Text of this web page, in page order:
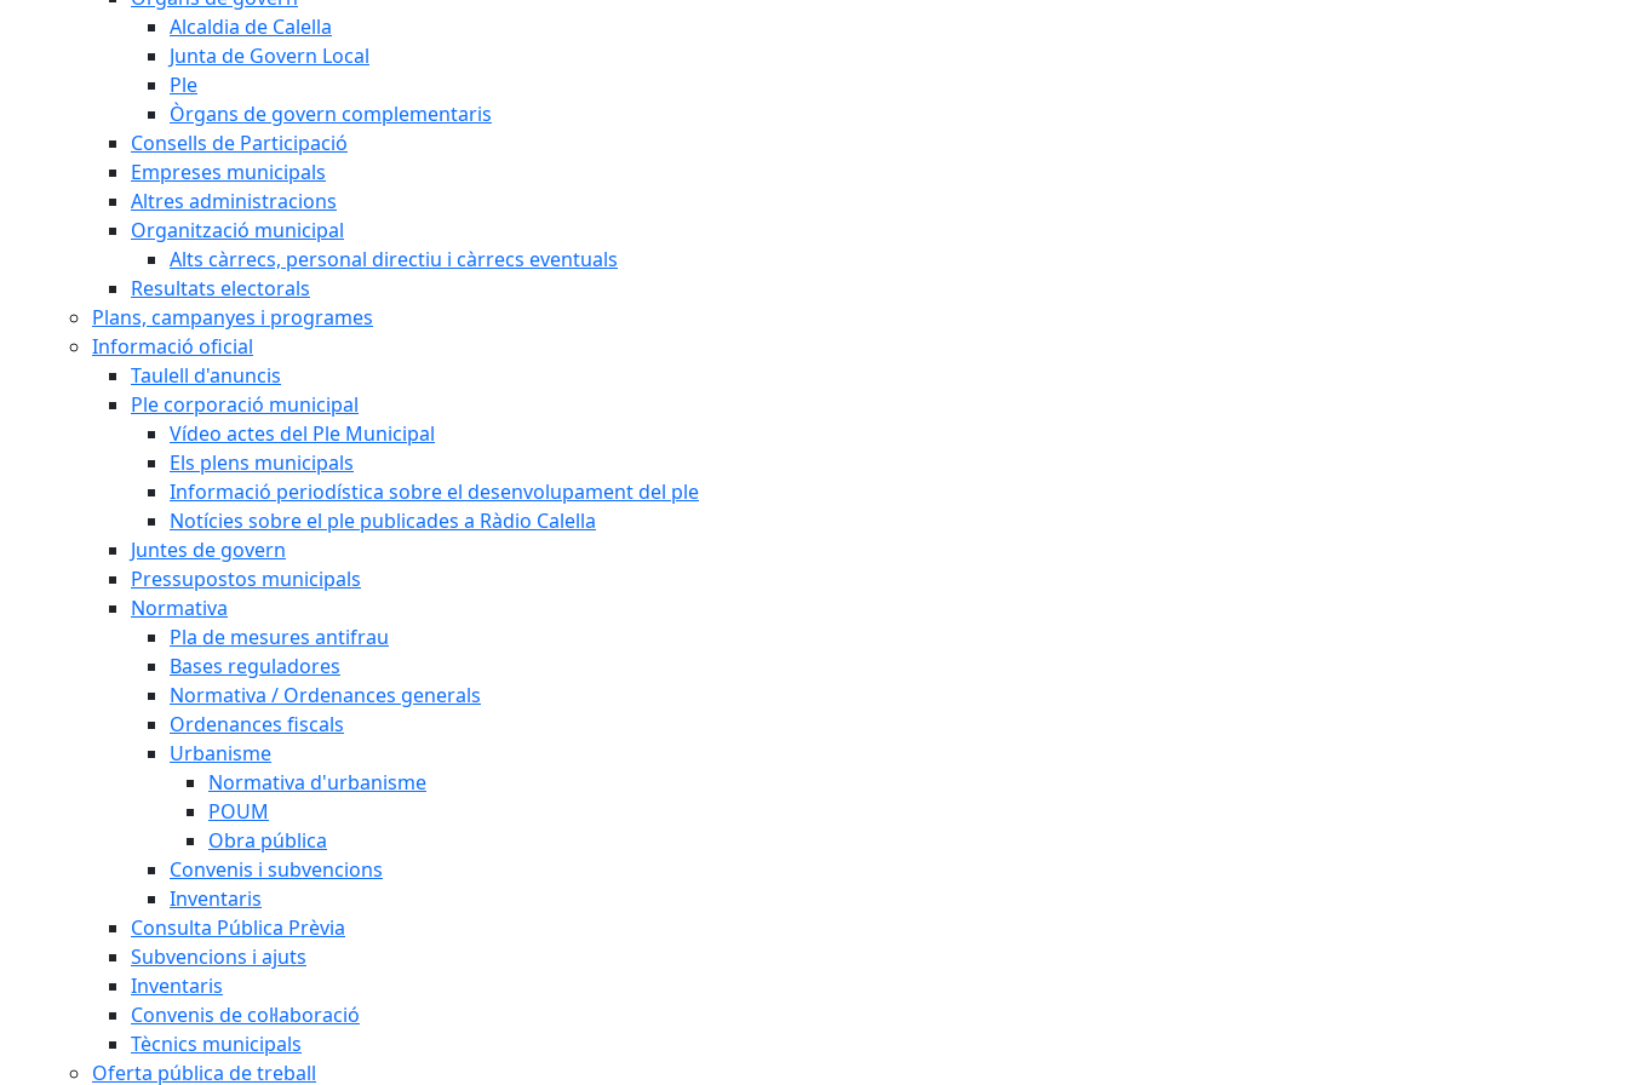
Alcaldia de Calella
Junta de Govern Local
Ple
Òrgans de govern complementaris
Consells de Participació
Empreses municipals
Altres administracions
Organització municipal
Alts càrrecs, personal directiu i càrrecs eventuals
Resultats electorals
Plans, campanyes i programes
Informació oficial
Taulell d'anuncis
Ple corporació municipal
Vídeo actes del Ple Municipal
Els plens municipals
Informació periodística sobre el desenvolupament del ple
Notícies sobre el ple publicades a Ràdio Calella
Juntes de govern
Pressupostos municipals
Normativa
Pla de mesures antifrau
Bases reguladores
Normativa / Ordenances generals
Ordenances fiscals
Urbanisme
Normativa d'urbanisme
POUM
Obra pública
Convenis i subvencions
Inventaris
Consulta Pública Prèvia
Subvencions i ajuts
Inventaris
Convenis de col·laboració
Tècnics municipals
Oferta pública de treball